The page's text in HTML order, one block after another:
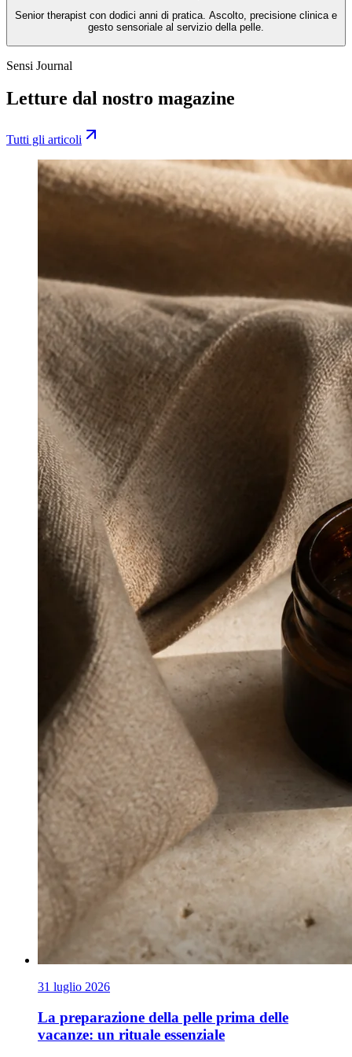
Senior therapist con dodici anni di pratica. Ascolto, precisione clinica e
gesto sensoriale al servizio della pelle.
Sensi Journal
Letture dal nostro magazine
Tutti gli articoli
31 luglio 2026
La preparazione della pelle prima delle
vacanze: un rituale essenziale